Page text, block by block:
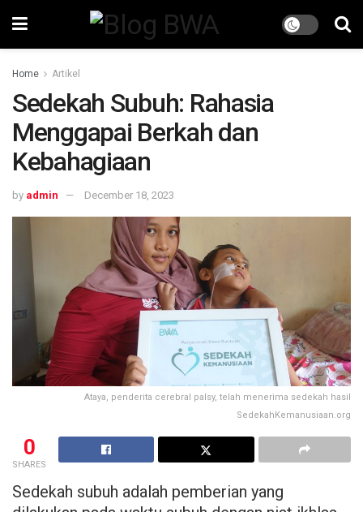
Home Artikel
Sedekah Subuh: Rahasia
Menggapai Berkah dan
Kebahagiaan
by admin December 18, 2023
Ataya, penderita cerebral palsy, telah menerima sedekah hasil
SedekahKemanusiaan.org
0
SHARES
Sedekah subuh adalah pemberian yang